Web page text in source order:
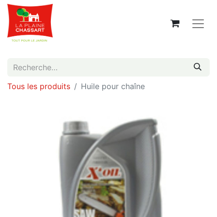
Tous les produits Huile pour chaîne